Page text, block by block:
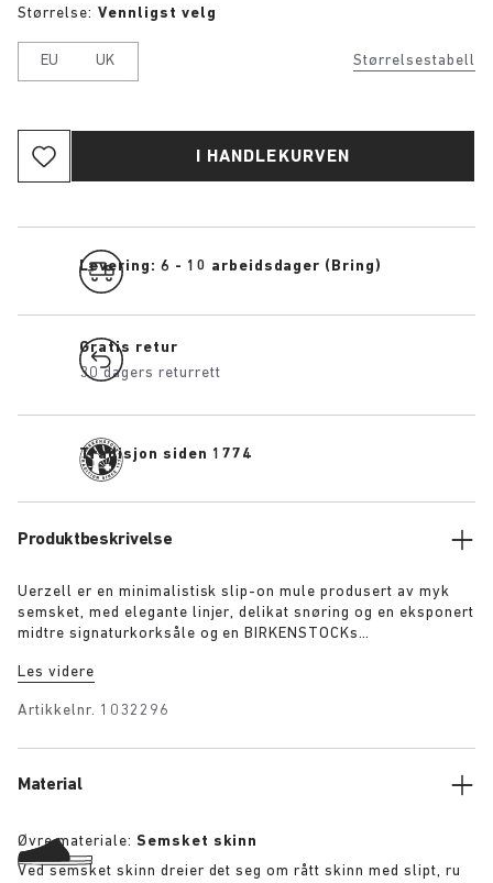
Størrelsestabell
Størrelse: Vennligst velg
EU UK
I HANDLEKURVEN
Levering: 6 - 10 arbeidsdager (Bring)
Gratis retur
30 dagers returrett
Tradisjon siden 1774
Produktbeskrivelse
Uerzell er en minimalistisk slip-on mule produsert av myk
semsket, med elegante linjer, delikat snøring og en eksponert
midtre signaturkorksåle og en BIRKENSTOCKs
toner av taupe, lime og brun for et stille, sikkert statement.
Les videre
Artikkelnr. 1032296
Material
Øvre materiale: Semsket skinn
Ved semsket skinn dreier det seg om rått skinn med slipt, ru